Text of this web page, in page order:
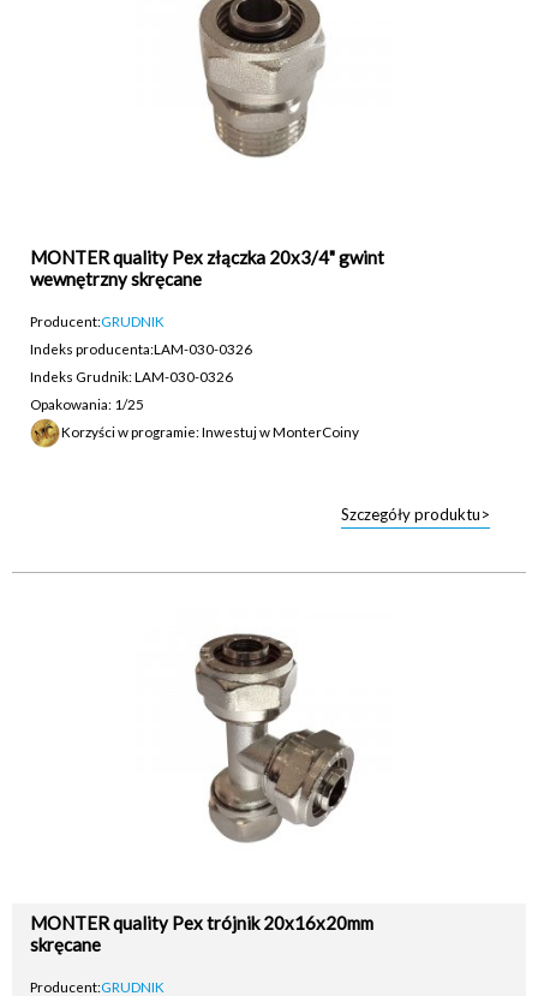
MONTER quality Pex złączka 20x3/4" gwint
wewnętrzny skręcane
Producent:GRUDNIK
Indeks producenta:LAM-030-0326
Indeks Grudnik: LAM-030-0326
Opakowania: 1/25
Korzyści w programie: Inwestuj w MonterCoiny
Szczegóły produktu>
MONTER quality Pex trójnik 20x16x20mm
skręcane
Producent:GRUDNIK